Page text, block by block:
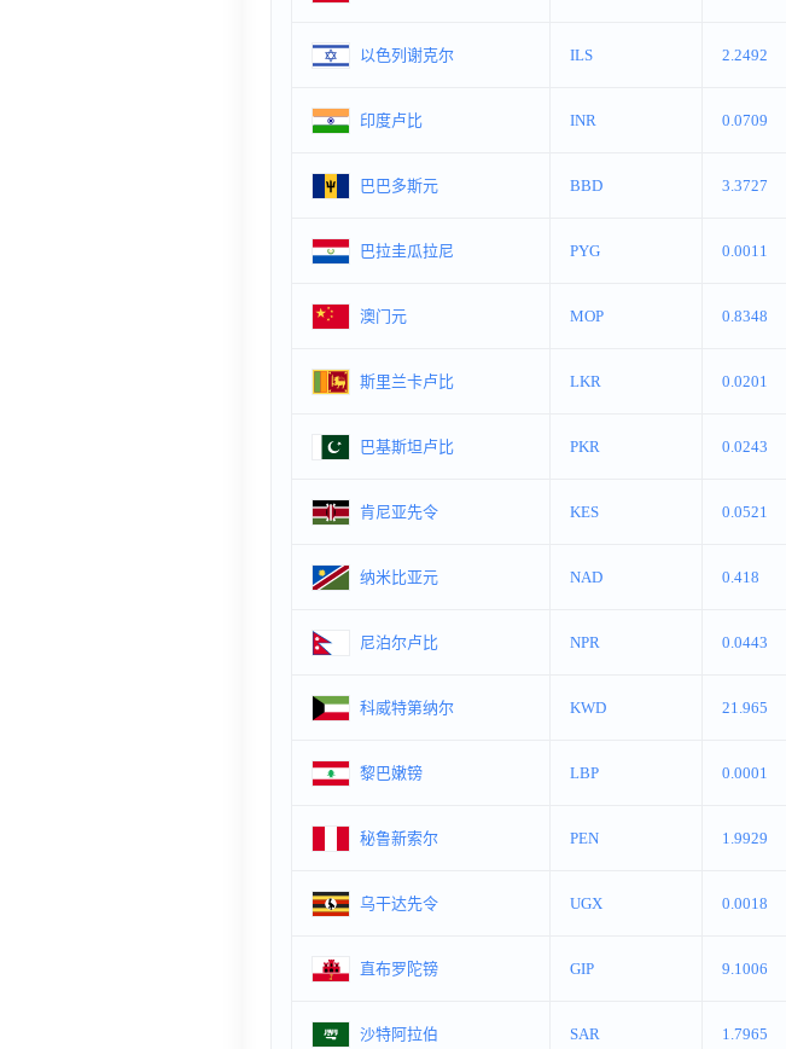
以色列谢克尔 ILS 2.2492
印度卢比 INR 0.0709
巴巴多斯元 BBD 3.3727
巴拉圭瓜拉尼 PYG 0.0011
澳门元 MOP 0.8348
斯里兰卡卢比 LKR 0.0201
巴基斯坦卢比 PKR 0.0243
肯尼亚先令 KES 0.0521
纳米比亚元 NAD 0.418
尼泊尔卢比 NPR 0.0443
科威特第纳尔 KWD 21.965
黎巴嫩镑 LBP 0.0001
秘鲁新索尔 PEN 1.9929
乌干达先令 UGX 0.0018
直布罗陀镑 GIP 9.1006
沙特阿拉伯 SAR 1.7965